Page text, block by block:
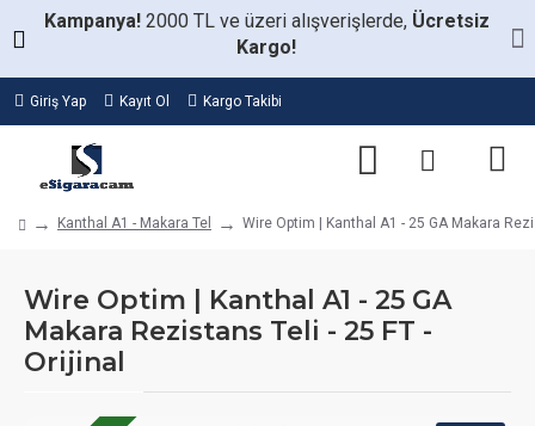
Kampanya! 2000 TL ve üzeri alışverişlerde, Ücretsiz
Kargo!
Giriş Yap Kayıt Ol Kargo Takibi
Kanthal A1 - Makara Tel Wire Optim | Kanthal A1 - 25 GA Makara
Wire Optim | Kanthal A1 - 25 GA
Makara Rezistans Teli - 25 FT -
Orijinal